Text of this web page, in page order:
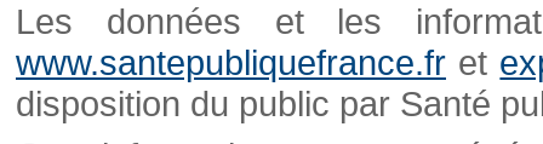
Les données et les
www.santepubliquefrance.fr et
disposition du public par Santé